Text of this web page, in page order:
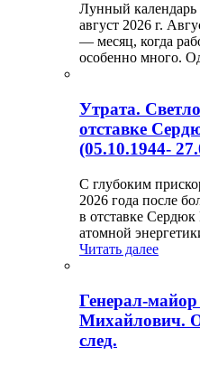
Лунный календарь
август 2026 г.
— месяц, когда
особенно много.
Утрата.
отставке
(05.10.1944-
С глубоким
2026 года после
в отставке Сердюк
атомной
Читать далее
Генерал-
Михайлович.
след.